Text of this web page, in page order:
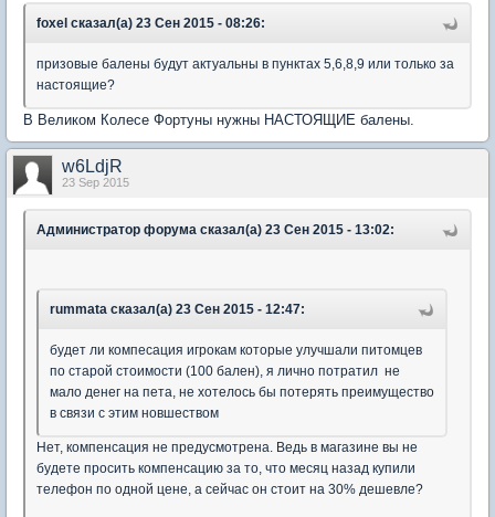
foxel сказал(а) 23 Сен 2015 - 08:26:
призовые балены будут актуальны в пунктах 5,6,8,9 или только за
настоящие?
В Великом Колесе Фортуны нужны НАСТОЯЩИЕ балены.
w6LdjR
23 Sep 2015
Администратор форума сказал(а) 23 Сен 2015 - 13:02:
rummata сказал(а) 23 Сен 2015 - 12:47:
будет ли компесация игрокам которые улучшали питомцев
по старой стоимости (100 бален), я лично потратил не
мало денег на пета, не хотелось бы потерять преимущество
в связи с этим новшеством
Нет, компенсация не предусмотрена. Ведь в магазине вы не
будете просить компенсацию за то, что месяц назад купили
телефон по одной цене, а сейчас он стоит на 30% дешевле?